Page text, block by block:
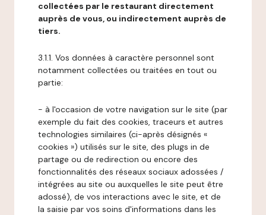
collectées par le restaurant directement
auprès de vous, ou indirectement auprès de
tiers.
3.1.1. Vos données à caractère personnel sont
notamment collectées ou traitées en tout ou
partie:
- à l'occasion de votre navigation sur le site (par
exemple du fait des cookies, traceurs et autres
technologies similaires (ci-après désignés «
cookies ») utilisés sur le site, des plugs in de
partage ou de redirection ou encore des
fonctionnalités des réseaux sociaux adossées /
intégrées au site ou auxquelles le site peut être
adossé), de vos interactions avec le site, et de
la saisie par vos soins d'informations dans les